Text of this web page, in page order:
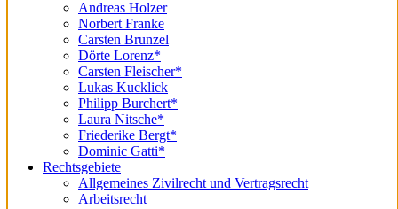
Andreas Holzer
Norbert Franke
Carsten Brunzel
Dörte Lorenz*
Carsten Fleischer*
Lukas Kucklick
Philipp Burchert*
Laura Nitsche*
Friederike Bergt*
Dominic Gatti*
Rechtsgebiete
Allgemeines Zivilrecht und Vertragsrecht
Arbeitsrecht